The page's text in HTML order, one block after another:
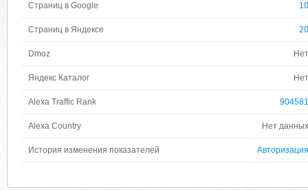
Страниц в Google 10
Страниц в Яндексе 20
Dmoz Нет
Яндекс Каталог Нет
Alexa Traffic Rank 904581
Alexa Country Нет данных
История изменения показателей Авторизация